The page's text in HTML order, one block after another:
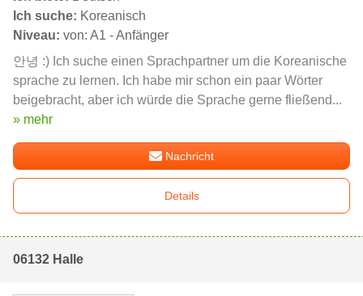
Ich suche: Koreanisch
Niveau: von: A1 - Anfänger
안녕 :) Ich suche einen Sprachpartner um die Koreanische
sprache zu lernen. Ich habe mir schon ein paar Wörter
beigebracht, aber ich würde die Sprache gerne fließend...
» mehr
Nachricht
Details
06132 Halle